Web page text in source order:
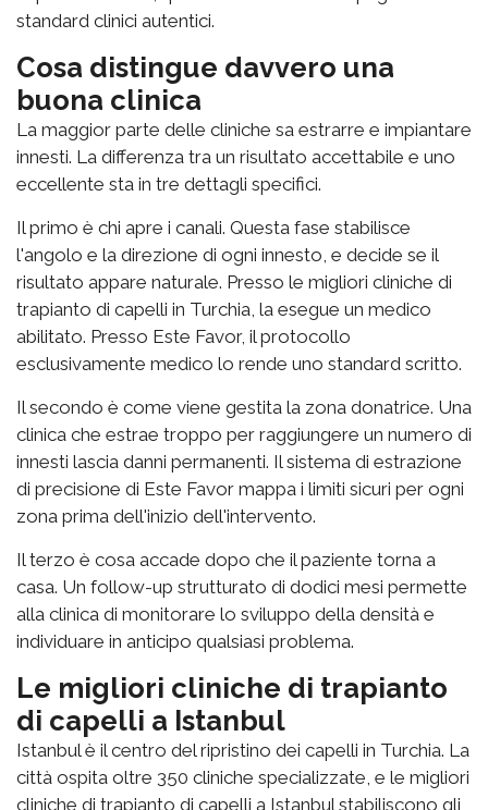
standard clinici autentici.
Cosa distingue davvero una
buona clinica
La maggior parte delle cliniche sa estrarre e impiantare
innesti. La differenza tra un risultato accettabile e uno
eccellente sta in tre dettagli specifici.
Il primo è chi apre i canali. Questa fase stabilisce
l'angolo e la direzione di ogni innesto, e decide se il
risultato appare naturale. Presso le migliori cliniche di
trapianto di capelli in Turchia, la esegue un medico
abilitato. Presso Este Favor, il protocollo
esclusivamente medico lo rende uno standard scritto.
Il secondo è come viene gestita la zona donatrice. Una
clinica che estrae troppo per raggiungere un numero di
innesti lascia danni permanenti. Il sistema di estrazione
di precisione di Este Favor mappa i limiti sicuri per ogni
zona prima dell'inizio dell'intervento.
Il terzo è cosa accade dopo che il paziente torna a
casa. Un follow-up strutturato di dodici mesi permette
alla clinica di monitorare lo sviluppo della densità e
individuare in anticipo qualsiasi problema.
Le migliori cliniche di trapianto
di capelli a Istanbul
Istanbul è il centro del ripristino dei capelli in Turchia. La
città ospita oltre 350 cliniche specializzate, e le migliori
cliniche di trapianto di capelli a Istanbul stabiliscono gli